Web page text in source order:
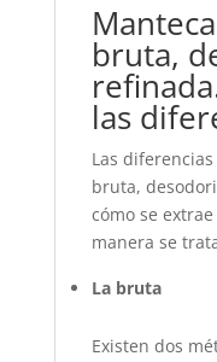
bruta,
las
Las
bruta,
cómo se
manera se
La bruta
Existen dos